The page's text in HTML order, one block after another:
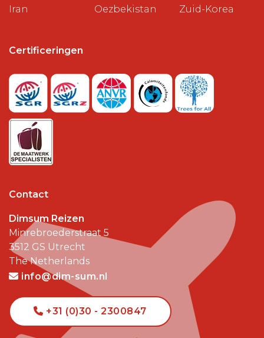
Iran Oezbekistan Zuid-Korea
Certificeringen
Contact
Dimsum Reizen
Minrebroederstraat 5
3512 GS Utrecht
The Netherlands
info@dim-sum.nl
+31 (0)30 - 2300847